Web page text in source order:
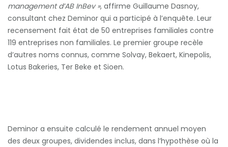
management d’AB InBev », affirme Guillaume Dasnoy,
consultant chez Deminor qui a participé à l’enquête. Leur
recensement fait état de 50 entreprises familiales contre
119 entreprises non familiales. Le premier groupe recèle
d’autres noms connus, comme Solvay, Bekaert, Kinepolis,
Lotus Bakeries, Ter Beke et Sioen.
Deminor a ensuite calculé le rendement annuel moyen
des deux groupes, dividendes inclus, dans l’hypothèse où la